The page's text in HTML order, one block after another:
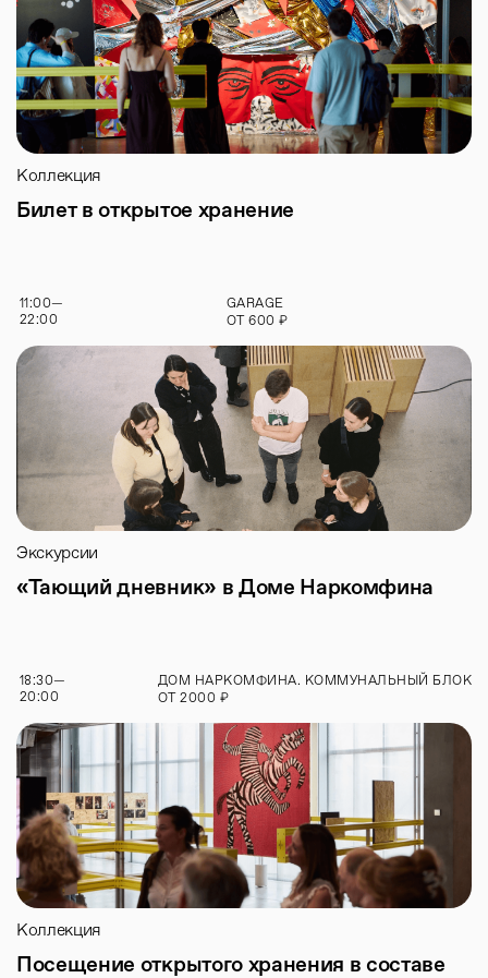
Коллекция
Билет в открытое хранение
11:00—
22:00
GARAGE
ОТ600₽
Экскурсии
«Тающий дневник» в Доме Наркомфина
18:30—
20:00
ДОМ НАРКОМФИНА. КОММУНАЛЬНЫЙ БЛОК
ОТ2000 ₽
Коллекция
Посещение открытого хранения в составе